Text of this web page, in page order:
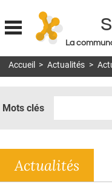
La
MON COMPTE
DOSSIERS
RÉSEAUX
Accueil > Actualités >
Mots clés
Actualités